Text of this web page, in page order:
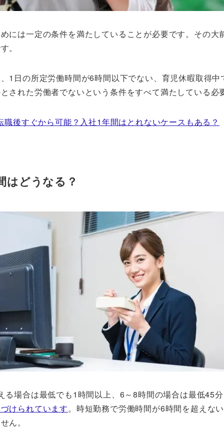
には一定の条件を満たしていることが必要です。その大
。
1日の所定労働時間が6時間以下でない、育児休暇取得
された労働者でないという条件をすべて満たしている必
職後すぐから可能？入社1年間はとれないケースもある？
はどうなる？
る場合は最低でも1時間以上、6～8時間の場合は最低45
けられています。時短勤務で労働時間が6時間を超えな
ん。